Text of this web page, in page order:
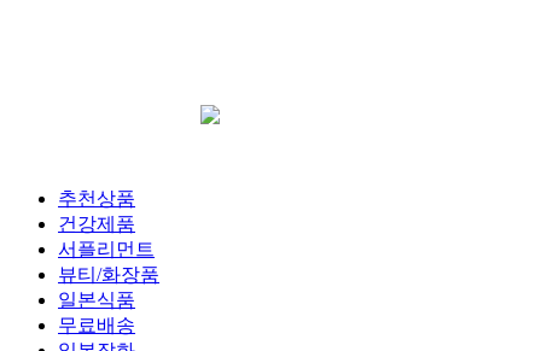
추천상품
건강제품
서플리먼트
뷰티/화장품
일본식품
무료배송